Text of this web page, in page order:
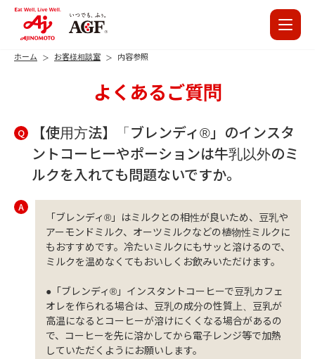
ホーム お客様相談室 内容参照
よくあるご質問
Q
【使用方法】「ブレンディ®」のインスタ
ントコーヒーやポーションは牛乳以外のミ
ルクを入れても問題ないですか。
A
「ブレンディ®」はミルクとの相性が良いため、豆乳や
アーモンドミルク、オーツミルクなどの植物性ミルクに
もおすすめです。冷たいミルクにもサッと溶けるので、
ミルクを温めなくてもおいしくお飲みいただけます。
●「ブレンディ®」インスタントコーヒーで豆乳カフェ
オレを作られる場合は、豆乳の成分の性質上、豆乳が
高温になるとコーヒーが溶けにくくなる場合があるの
で、コーヒーを先に溶かしてから電子レンジ等で加熱
していただくようにお願いします。